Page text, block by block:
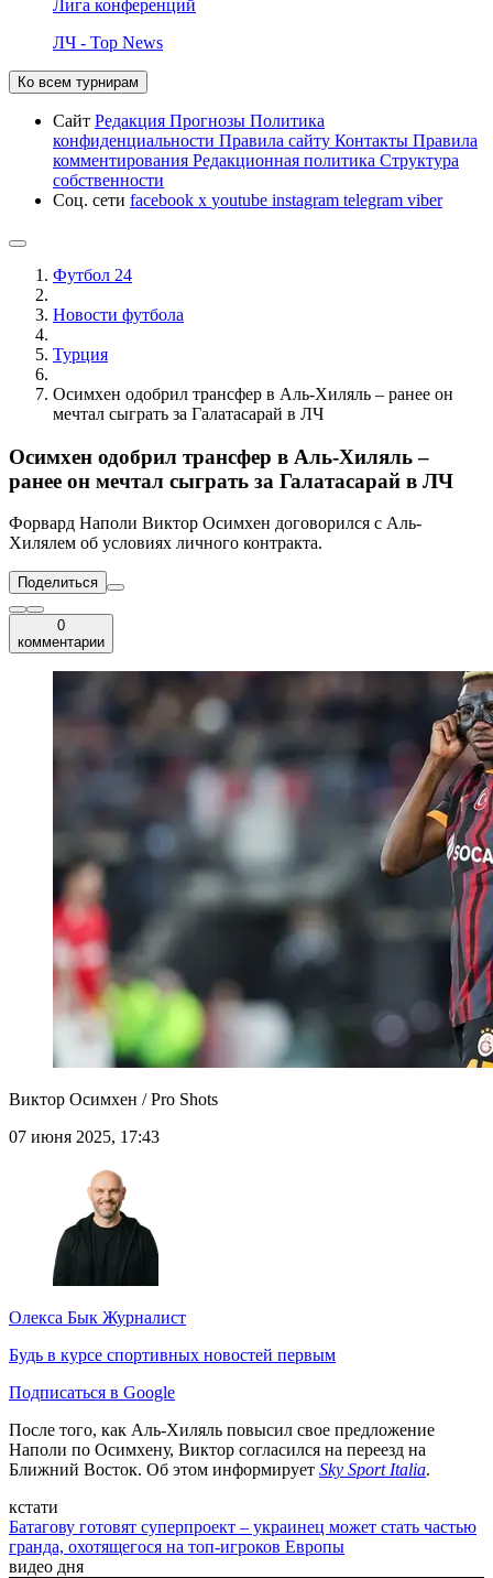
Лига конференций
ЛЧ - Top News
Ко всем турнирам
Сайт Редакция Прогнозы Политика
конфиденциальности Правила сайту Контакты Правила
комментирования Редакционная политика Структура
собственности
Соц. сети facebook x youtube instagram telegram viber
Футбол 24
Новости футбола
Турция
Осимхен одобрил трансфер в Аль-Хиляль – ранее он
мечтал сыграть за Галатасарай в ЛЧ
Осимхен одобрил трансфер в Аль-Хиляль –
ранее он мечтал сыграть за Галатасарай в ЛЧ
Форвард Наполи Виктор Осимхен договорился с Аль-
Хилялем об условиях личного контракта.
Поделиться
0
комментарии
Виктор Осимхен / Pro Shots
07 июня 2025, 17:43
Олекса Бык Журналист
Будь в курсе спортивных новостей первым
Подписаться в Google
После того, как Аль-Хиляль повысил свое предложение
Наполи по Осимхену, Виктор согласился на переезд на
Ближний Восток. Об этом информирует Sky Sport Italia.
кстати
Батагову готовят суперпроект – украинец может стать частью
гранда, охотящегося на топ-игроков Европы
видео дня